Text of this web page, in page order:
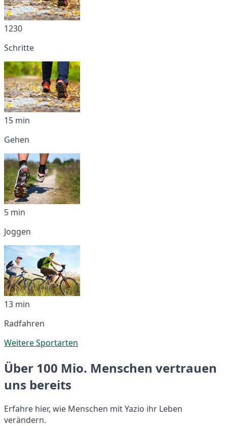
1230
Schritte
15 min
Gehen
5 min
Joggen
13 min
Radfahren
Weitere Sportarten
Über 100 Mio. Menschen vertrauen
uns bereits
Erfahre hier, wie Menschen mit Yazio ihr Leben
verändern.